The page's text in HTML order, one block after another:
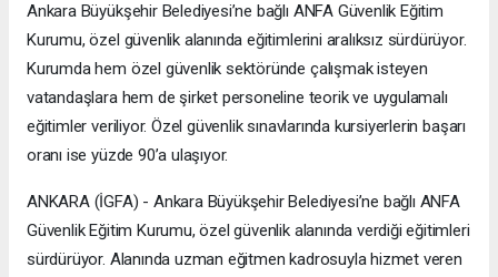
Ankara Büyükşehir Belediyesi’ne bağlı ANFA Güvenlik Eğitim
Kurumu, özel güvenlik alanında eğitimlerini aralıksız sürdürüyor.
Kurumda hem özel güvenlik sektöründe çalışmak isteyen
vatandaşlara hem de şirket personeline teorik ve uygulamalı
eğitimler veriliyor. Özel güvenlik sınavlarında kursiyerlerin başarı
oranı ise yüzde 90’a ulaşıyor.
ANKARA (İGFA) - Ankara Büyükşehir Belediyesi’ne bağlı ANFA
Güvenlik Eğitim Kurumu, özel güvenlik alanında verdiği eğitimleri
sürdürüyor. Alanında uzman eğitmen kadrosuyla hizmet veren